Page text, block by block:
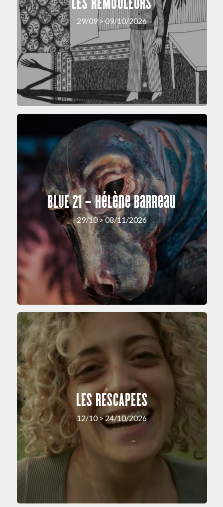
LES REMOULEURS
29/09 > 09/10/2026
BLUE 21 – Hélène Barreau
29/10 > 08/11/2026
LES RESCAPEES
12/10 > 24/10/2026